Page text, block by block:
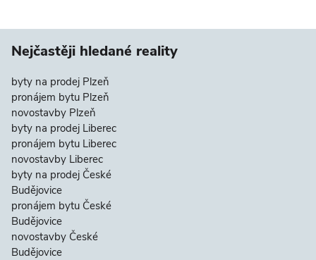
Nejčastěji hledané reality
byty na prodej Plzeň
pronájem bytu Plzeň
novostavby Plzeň
byty na prodej Liberec
pronájem bytu Liberec
novostavby Liberec
byty na prodej České
Budějovice
pronájem bytu České
Budějovice
novostavby České
Budějovice